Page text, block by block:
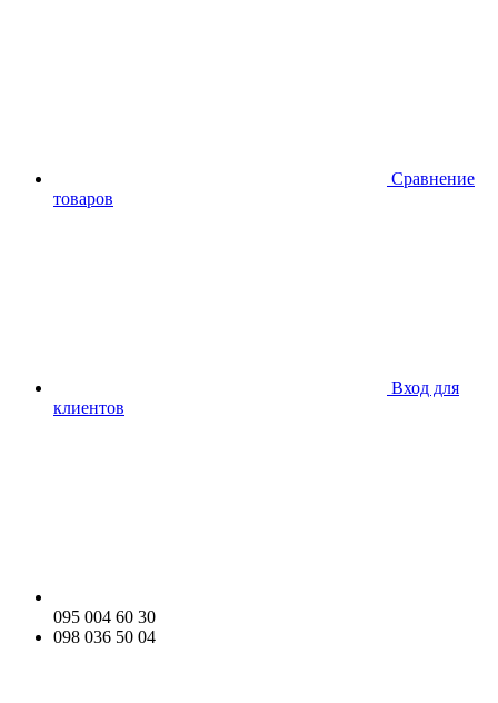
Сравнение
товаров
Вход для
клиентов
095 004 60 30
098 036 50 04